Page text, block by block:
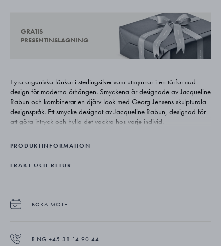
GRATIS
PRESENTINSLAGNING
Fyra organiska länkar i sterlingsilver som utmynnar i en tårformad
design för moderna örhängen. Smyckena är designade av Jacqueline
Rabun och kombinerar en djärv look med Georg Jensens skulpturala
designspråk. Ett smycke designat av Jacqueline Rabun, designad för
att göra intryck och hylla det vackra hos varje individ.
PRODUKTINFORMATION
FRAKT OCH RETUR
BOKA MÖTE
RING +45 38 14 90 44